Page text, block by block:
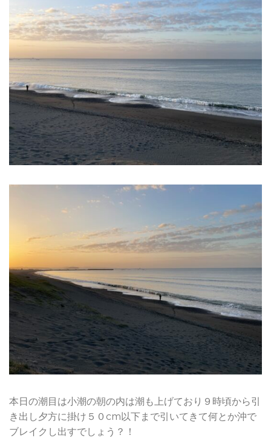
本日の潮目は小潮の朝の内は潮も上げており９時頃から引
き出し夕方に掛け５０cm以下まで引いてきて何とか沖で
ブレイクし出すでしょう？！